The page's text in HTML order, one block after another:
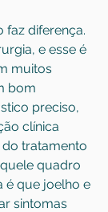
faz diferença.
e esse é
muitos
bom
preciso,
clínica
tratamento
quadro
é que joelho e
sintomas